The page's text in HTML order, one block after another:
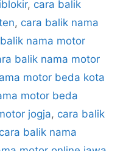
, cara balik
, cara balik nama
nama motor
balik nama motor
motor beda kota
motor beda
jogja, cara balik
cara balik nama